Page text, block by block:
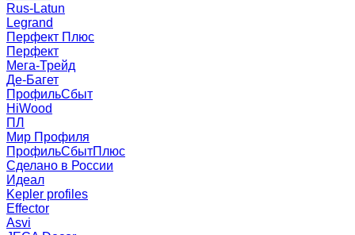
Rus-Latun
Legrand
Перфект Плюс
Перфект
Мега-Трейд
Де-Багет
ПрофильСбыт
HiWood
ПЛ
Мир Профиля
ПрофильСбытПлюс
Сделано в России
Идеал
Kepler profiles
Effector
Asvi